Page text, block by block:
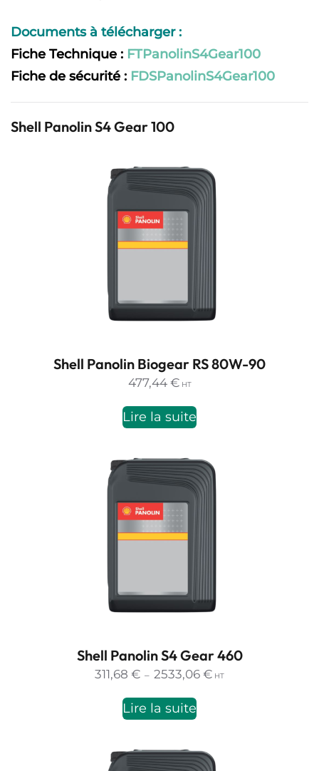
Documents à télécharger :
Fiche Technique : FTPanolinS4Gear100
Fiche de sécurité : FDSPanolinS4Gear100
Shell Panolin S4 Gear 100
Shell Panolin Biogear RS 80W-90
477,44 € HT
Lire la suite
Shell Panolin S4 Gear 460
311,68 € – 2533,06 €Plage
HT
Lire la suite